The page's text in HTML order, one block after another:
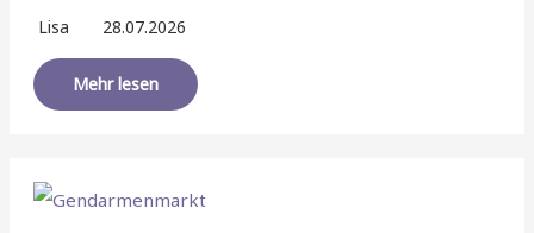
Lisa 28.07.2026
Mehr lesen